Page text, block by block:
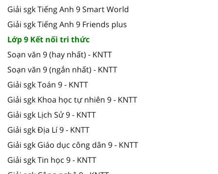
Giải sgk Tiếng Anh 9 Smart World
Giải sgk Tiếng Anh 9 Friends plus
Lớp 9 Kết nối tri thức
Soạn văn 9 (hay nhất) - KNTT
Soạn văn 9 (ngắn nhất) - KNTT
Giải sgk Toán 9 - KNTT
Giải sgk Khoa học tự nhiên 9 - KNTT
Giải sgk Lịch Sử 9 - KNTT
Giải sgk Địa Lí 9 - KNTT
Giải sgk Giáo dục công dân 9 - KNTT
Giải sgk Tin học 9 - KNTT